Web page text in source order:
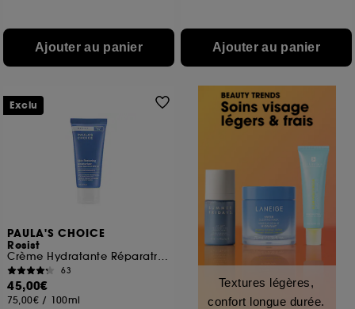
Ajouter au panier Ajouter au panier
PAULA'S CHOICE
Resist
Crème Hydratante Réparatrice SPF 50
63
45,00€
75,00€ / 100ml
Exclu
Textures légères,
confort longue durée.